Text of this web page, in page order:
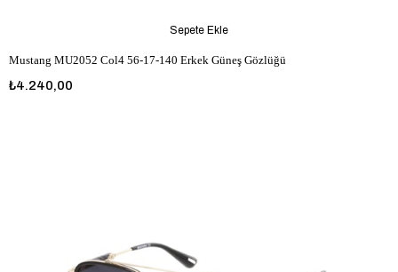
Mustang MU2052 Col4 56-17-140 Erkek Güneş Gözlüğü
₺4.240,00
Sepete Ekle